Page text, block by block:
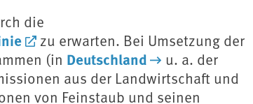
die
zu erwarten. Bei Umsetzung der
(in Deutschland
u. a. der
aus der Landwirtschaft und
von Feinstaub und seinen